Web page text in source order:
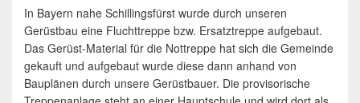
In Bayern nahe Schillingsfürst wurde durch unseren
Gerüstbau eine Fluchttreppe bzw. Ersatztreppe aufgebaut.
Das Gerüst-Material für die Nottreppe hat sich die Gemeinde
gekauft und aufgebaut wurde diese dann anhand von
Bauplänen durch unsere Gerüstbauer. Die provisorische